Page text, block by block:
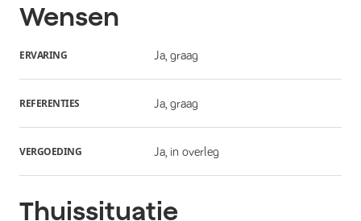
Wensen
ERVARING Ja, graag
REFERENTIES Ja, graag
VERGOEDING Ja, in overleg
Thuissituatie